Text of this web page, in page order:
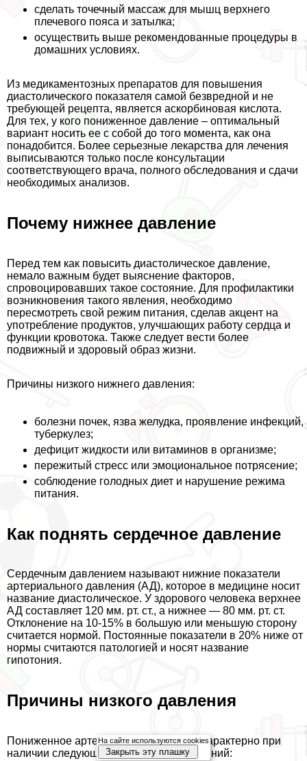
сделать точечный массаж для мышц верхнего
плечевого пояса и затылка;
осуществить выше рекомендованные процедуры в
домашних условиях.
Из медикаментозных препаратов для повышения
диастолического показателя самой безвредной и не
требующей рецепта, является аскорбиновая кислота.
Для тех, у кого пониженное давление – оптимальный
вариант носить ее с собой до того момента, как она
понадобится. Более серьезные лекарства для лечения
выписываются только после консультации
соответствующего врача, полного обследования и сдачи
необходимых анализов.
Почему нижнее давление
Перед тем как повысить диастолическое давление,
немало важным будет выяснение факторов,
спровоцировавших такое состояние. Для профилактики
возникновения такого явления, необходимо
пересмотреть свой режим питания, сделав акцент на
употрeбление продуктов, улучшающих работу сердца и
функции кровотока. Также следует вести более
подвижный и здоровый образ жизни.
Причины низкого нижнего давления:
болезни почек, язва желудка, проявление инфекций,
туберкулез;
дефицит жидкости или витаминов в организме;
пережитый стресс или эмоциональное потрясение;
соблюдение голодных диет и нарушение режима
питания.
Как поднять сердечное давление
Сердечным давлением называют нижние показатели
артериального давления (АД), которое в медицине носит
название диастолическое. У здорового человека верхнее
АД составляет 120 мм. рт. ст., а нижнее — 80 мм. рт. ст.
Отклонение на 10-15% в большую или меньшую сторону
считается нормой. Постоянные показатели в 20% ниже от
нормы считаются патологией и носят название
гипотония.
Причины низкого давления
Пониженное артериальное давление хаpaктерно при
наличии следующих патологий и состояний:
На сайте используются cookies
Закрыть эту плашку